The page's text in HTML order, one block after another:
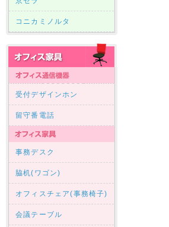
コニカミノルタ
受付デザインホン
留守番電話
事務デスク
脇机(ワゴン)
オフィスチェア(事務椅子)
会議テーブル